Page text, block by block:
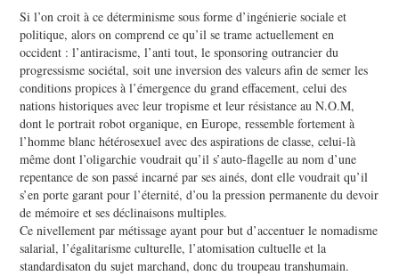
Si l’on croit à ce déterminisme sous forme d’ingénierie sociale et
politique, alors on comprend ce qu’il se trame actuellement en
occident : l’antiracisme, l’anti tout, le sponsoring outrancier du
progressisme sociétal, soit une inversion des valeurs afin de semer les
conditions propices à l’émergence du grand effacement, celui des
nations historiques avec leur tropisme et leur résistance au N.O.M,
dont le portrait robot organique, en Europe, ressemble fortement à
l’homme blanc hétérosexuel avec des aspirations de classe, celui-là
même dont l’oligarchie voudrait qu’il s’auto-flagelle au nom d’une
repentance de son passé incarné par ses ainés, dont elle voudrait qu’il
s’en porte garant pour l’éternité, d’ou la pression permanente du devoir
de mémoire et ses déclinaisons multiples.
Ce nivellement par métissage ayant pour but d’accentuer le nomadisme
salarial, l’égalitarisme culturelle, l’atomisation cultuelle et la
standardisaton du sujet marchand, donc du troupeau transhumain.